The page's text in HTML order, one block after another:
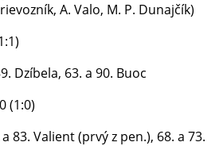
A. Valo, M. P. Dunajčík)
Dzíbela, 63. a 90. Buoc
(1:0)
83. Valient (prvý z pen.), 68. a 73.